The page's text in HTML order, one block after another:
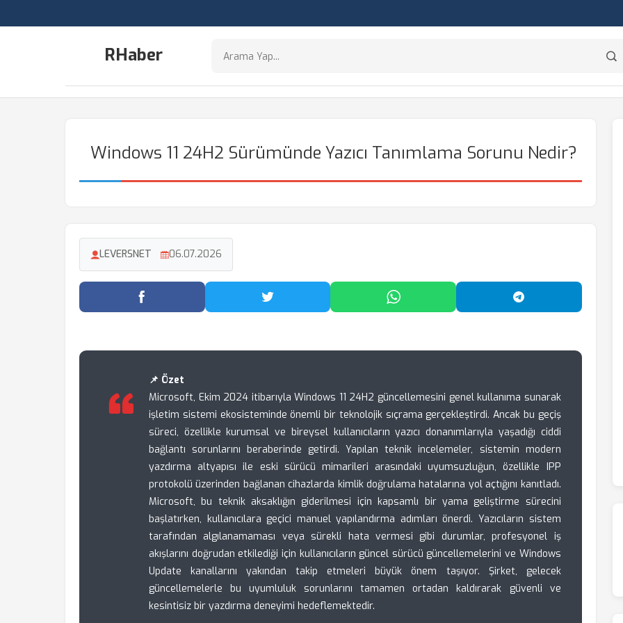
RHaber
Windows 11 24H2 Sürümünde Yazıcı Tanımlama Sorunu Nedir?
LEVERSNET 06.07.2026
Facebook'ta Paylaş Twitter'da Paylaş WhatsApp'ta Paylaş Telegram'da
📌 Özet
Microsoft, Ekim 2024 itibarıyla Windows 11 24H2 güncellemesini genel kullanıma sunarak
işletim sistemi ekosisteminde önemli bir teknolojik sıçrama gerçekleştirdi. Ancak bu geçiş
süreci, özellikle kurumsal ve bireysel kullanıcıların yazıcı donanımlarıyla yaşadığı ciddi
bağlantı sorunlarını beraberinde getirdi. Yapılan teknik incelemeler, sistemin modern
yazdırma altyapısı ile eski sürücü mimarileri arasındaki uyumsuzluğun, özellikle IPP
protokolü üzerinden bağlanan cihazlarda kimlik doğrulama hatalarına yol açtığını kanıtladı.
Microsoft, bu teknik aksaklığın giderilmesi için kapsamlı bir yama geliştirme sürecini
başlatırken, kullanıcılara geçici manuel yapılandırma adımları önerdi. Yazıcıların sistem
tarafından algılanamaması veya sürekli hata vermesi gibi durumlar, profesyonel iş
akışlarını doğrudan etkilediği için kullanıcıların güncel sürücü güncellemelerini ve Windows
Update kanallarını yakından takip etmeleri büyük önem taşıyor. Şirket, gelecek
güncellemelerle bu uyumluluk sorunlarını tamamen ortadan kaldırarak güvenli ve
kesintisiz bir yazdırma deneyimi hedeflemektedir.